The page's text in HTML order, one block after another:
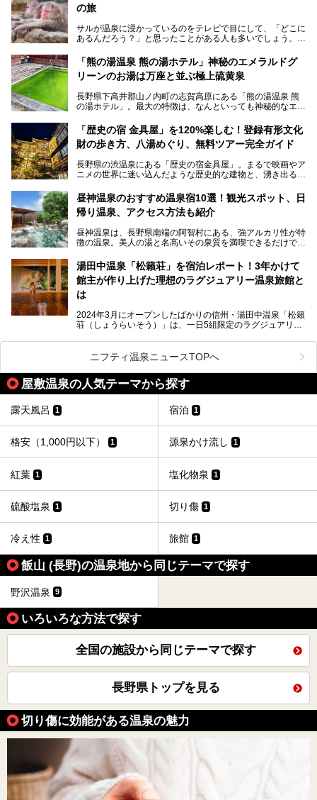
の旅
サルが温泉に浸かっているのをテレビで目にして、「どこに
あるんだろう？」と思ったことがある人も多いでしょう。
この微笑ましい光景は、長野県にある「地獄谷野猿公苑」で
見られるもので、野生のサルが雪景色の中で温泉に浸かる姿
を間近で観察できます。
本記事では、地獄谷野猿公苑の魅力や見どころ、サルと温泉
との関係性、地獄谷周辺の観光スポットについて紹介しま
ので、野生のサルを観察する貴重な自然体験と温泉をあわせ
て楽しみたい人は、ぜひ参考にしてください。
「熊の湯温泉 熊の湯ホテル」神秘のエメラルドグ
リーンのお湯は万座と並ぶ極上硫黄泉
長野県下高井郡山ノ内町の志賀高原にある「熊の湯温泉 熊
の湯ホテル」。最大の特徴は、なんといっても神秘的なエメ
リピートするファンも多い温泉です。冬はスキーと一緒に楽
しみたい極上の温泉を紹介します。
「歴史の宿 金具屋」を120%楽しむ！登録有形文化
財の歩き方、八湯めぐり、無料ツアー完全ガイド
長野県の渋温泉にある「歴史の宿金具屋」。まるで映画やア
ニメの世界に迷い込んだような歴史的な建物と、湧き出る温
を隅々まで楽しみたいですよね。この記事では、金具屋での
滞在を最高の思い出にするための「楽しみ方」を徹底的にご
紹介します！
昼神温泉のおすすめ温泉宿10選！観光スポット、日
帰り温泉、アクセス方法も紹介
昼神温泉は、長野県南端の阿智村にある、強アルカリ性が特
徴の温泉。美人の湯と名高いその泉質を満喫できるだけでな
昼神温泉では、朝市などの観光スポットや、信州名物のおや
きを楽しめるグルメスポットなど、観光を楽しむにはぴった
りの場所が豊富にあります。
この記事では、昼神温泉での滞在を充実させる宿泊施設や日
帰り温泉、見どころ満載の観光・グルメスポットに加え、ア
クセス方法も順に紹介します。
湯田中温泉「松籟荘」を宿泊レポート！3年かけて
館主が作り上げた理想のラグジュアリー温泉旅館と
は
2024年3月にオープンしたばかりの信州・湯田中温泉「松籟
荘（しょうらいそう）」は、一日5組限定のラグジュアリー
ライベートに楽しめる非日常感が味わえます。また宿泊者は
道向かいの「よろづや」の大浴場「桃山風呂」や共同浴場の
「湯田中大湯」も利用ができます。
極上のお湯に浸り上質なお料理に舌鼓、特別な日に泊まりた
い湯田中温泉「松籟荘」を、実際に宿泊した目線で紹介しま
ニフティ温泉ニュースTOPへ
屋敷温泉の人気テーマから探す
露天風呂 1 宿泊 1
格安（1,000円以下） 1 源泉かけ流し 1
紅葉 1 塩化物泉 1
硫酸塩泉 1 切り傷 1
冷え性 1 旅館 1
飯山 (長野)の温泉地から同じテーマで探す
野沢温泉 9
いろいろな方法で探す
全国の施設から同じテーマで探す
長野県トップを見る
切り傷に効能がある温泉の魅力